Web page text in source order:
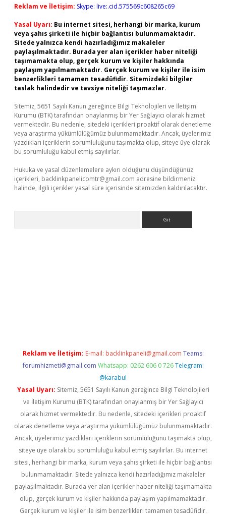
Reklam ve İletişim: Skype: live:.cid.575569c608265c69
Yasal Uyarı: Bu internet sitesi, herhangi bir marka, kurum
veya şahıs şirketi ile hiçbir bağlantısı bulunmamaktadır.
Sitede yalnızca kendi hazırladığımız makaleler
paylaşılmaktadır. Burada yer alan içerikler haber niteliği
taşımamakta olup, gerçek kurum ve kişiler hakkında
paylaşım yapılmamaktadır. Gerçek kurum ve kişiler ile isim
benzerlikleri tamamen tesadüfidir. Sitemizdeki bilgiler
taslak halindedir ve tavsiye niteliği taşımazlar.
Sitemiz, 5651 Sayılı Kanun gereğince Bilgi Teknolojileri ve İletişim
Kurumu (BTK) tarafından onaylanmış bir Yer Sağlayıcı olarak hizmet
vermektedir. Bu nedenle, sitedeki içerikleri proaktif olarak denetleme
veya araştırma yükümlülüğümüz bulunmamaktadır. Ancak, üyelerimiz
yazdıkları içeriklerin sorumluluğunu taşımakta olup, siteye üye olarak
bu sorumluluğu kabul etmiş sayılırlar.
Hukuka ve yasal düzenlemelere aykırı olduğunu düşündüğünüz
içerikleri, backlinkpanelicomtr@gmail.com adresine bildirmeniz
halinde, ilgili içerikler yasal süre içerisinde sitemizden kaldırılacaktır.
Reklam ve İletişim: E-mail: backlinkpaneli@gmail.com Teams:
forumhizmeti@gmail.com Whatsapp: 0262 606 0 726 Telegram:
@karabul
Yasal Uyarı: Sitemiz, 5651 Sayılı Kanun gereğince Bilgi Teknolojileri
ve İletişim Kurumu (BTK) tarafından onaylanmış bir Yer Sağlayıcı
olarak hizmet vermektedir. Bu nedenle, sitedeki içerikleri proaktif
olarak denetleme veya araştırma yükümlülüğümüz bulunmamaktadır.
Ancak, üyelerimiz yazdıkları içeriklerin sorumluluğunu taşımakta olup,
siteye üye olarak bu sorumluluğu kabul etmiş sayılırlar. Bu internet
sitesi, herhangi bir marka, kurum veya şahıs şirketi ile hiçbir bağlantısı
bulunmamaktadır. Sitede yalnızca kendi hazırladığımız makaleler
paylaşılmaktadır. Burada yer alan içerikler haber niteliği taşımamakta
olup, gerçek kurum ve kişiler hakkında paylaşım yapılmamaktadır.
Gerçek kurum ve kişiler ile isim benzerlikleri tamamen tesadüfidir.